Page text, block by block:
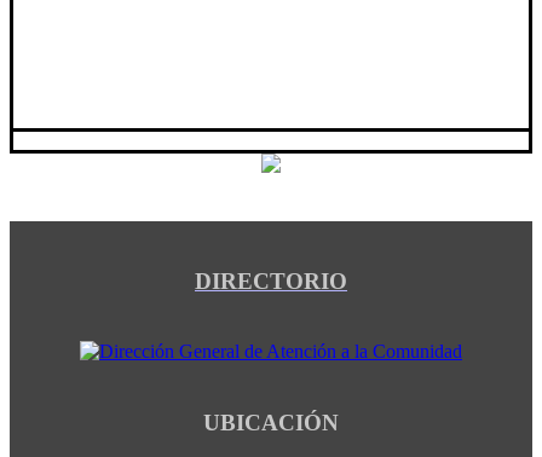
DIRECTORIO
UBICACIÓN